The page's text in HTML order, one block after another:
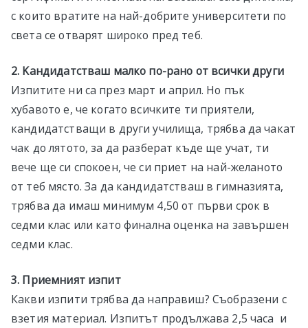
с които вратите на най-добрите университети по
света се отварят широко пред теб.
2. Kандидатстваш малко по-рано от всички други
Изпитите ни са през март и април. Но пък
хубавото е, че когато всичките ти приятели,
кандидатстващи в други училища, трябва да чакат
чак до лятото, за да разберат къде ще учат, ти
вече ще си спокоен, че си приет на най-желаното
от теб място. За да кандидатстваш в гимназията,
трябва да имаш минимум 4,50 от първи срок в
седми клас или като финална оценка на завършен
седми клас.
3. Приемният изпит
Какви изпити трябва да направиш? Съобразени с
взетия материал. Изпитът продължава 2,5 часа и